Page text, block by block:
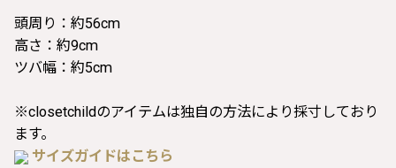
頭周り：約56cm
高さ：約9cm
ツバ幅：約5cm
※closetchildのアイテムは独自の方法により採寸しており
ます。
サイズガイドはこちら